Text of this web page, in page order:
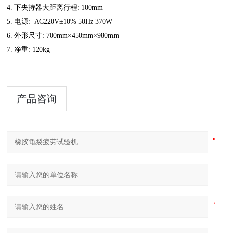
4. 下夹持器大距离行程: 100mm
5. 电源: AC220V±10% 50Hz 370W
6. 外形尺寸: 700mm×450mm×980mm
7. 净重: 120kg
产品咨询